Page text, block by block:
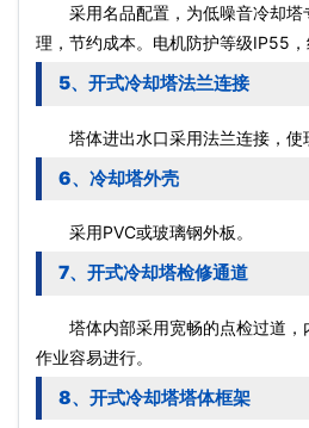
采用名品配置，为低噪音冷却塔
理，节约成本。电机防护等级IP55，
5、开式冷却塔法兰连接
塔体进出水口采用法兰连接，使
6、冷却塔外壳
采用PVC或玻璃钢外板。
7、开式冷却塔检修通道
塔体内部采用宽畅的点检过道，
作业容易进行。
8、开式冷却塔塔体框架